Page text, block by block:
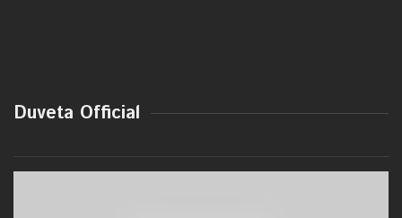
Duveta Official